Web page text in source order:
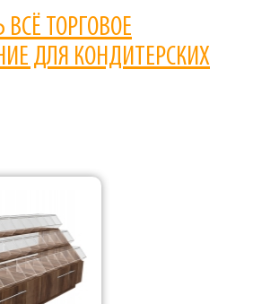
ТОРГОВОЕ
ДЛЯ КОНДИТЕРСКИХ